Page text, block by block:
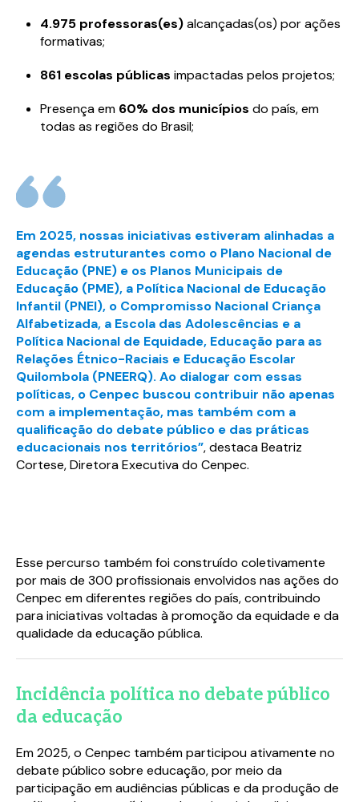
Baixe o material completo
Baixe o material completo
4.975 professoras(es)alcançadas(os) por ações
formativas;
861 escolas públicas impactadas pelos projetos;
Presença em 60% dos municípios do país, em
todas as regiões do Brasil;
Em 2025, nossas iniciativas estiveram alinhadas a
agendas estruturantes como o Plano Nacional de
Educação (PNE) e os Planos Municipais de
Educação (PME), a Política Nacional de Educação
Infantil (PNEI), o Compromisso Nacional Criança
Alfabetizada, a Escola das Adolescências e a
Política Nacional de Equidade, Educação para as
Relações Étnico-Raciais e Educação Escolar
Quilombola (PNEERQ). Ao dialogar com essas
políticas, o Cenpec buscou contribuir não apenas
com a implementação, mas também com a
qualificação do debate público e das práticas
educacionais nos territórios”, destaca Beatriz
Cortese, Diretora Executiva do Cenpec.
Esse percurso também foi construído coletivamente
por mais de 300 profissionais envolvidos nas ações do
Cenpec em diferentes regiões do país, contribuindo
para iniciativas voltadas à promoção da equidade e da
qualidade da educação pública.
Incidência política no debate público
da educação
Em 2025, o Cenpec também participou ativamente no
debate público sobre educação, por meio da
participação em audiências públicas e da produção de